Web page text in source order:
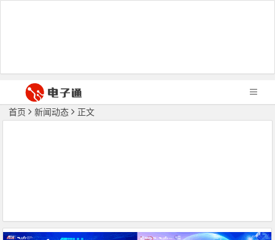
首页 新闻动态 正文